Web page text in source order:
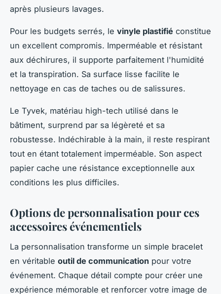
après plusieurs lavages.
Pour les budgets serrés, le vinyle plastifié constitue
un excellent compromis. Imperméable et résistant
aux déchirures, il supporte parfaitement l'humidité
et la transpiration. Sa surface lisse facilite le
nettoyage en cas de taches ou de salissures.
Le Tyvek, matériau high-tech utilisé dans le
bâtiment, surprend par sa légèreté et sa
robustesse. Indéchirable à la main, il reste respirant
tout en étant totalement imperméable. Son aspect
papier cache une résistance exceptionnelle aux
conditions les plus difficiles.
Options de personnalisation pour ces
accessoires événementiels
La personnalisation transforme un simple bracelet
en véritable outil de communication pour votre
événement. Chaque détail compte pour créer une
expérience mémorable et renforcer votre image de